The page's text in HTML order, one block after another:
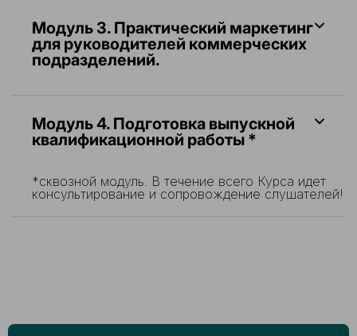
Модуль 3. Практический маркетинг
для руководителей коммерческих
подразделений.
Модуль 4. Подготовка выпускной
квалификационной работы *
*сквозной модуль. В течение всего Курса идет
консультирование и сопровождение слушателей!